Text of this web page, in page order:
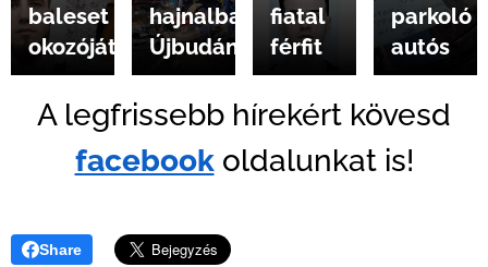
baleset
okozóját
hajnalban
Újbudán
fiatal
férfit
parkoló
autós
A legfrissebb hírekért kövesd
facebookoldalunkat is!
Share